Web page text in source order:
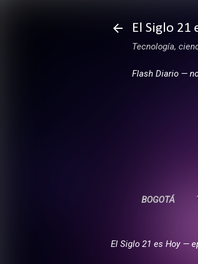
El Siglo 21
Tecnología,
Flash Diario —
BOGOTÁ
El Siglo 21 es Hoy —